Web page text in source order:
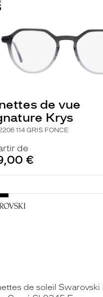
de vue
Krys
114 GRIS FONCE
de
€